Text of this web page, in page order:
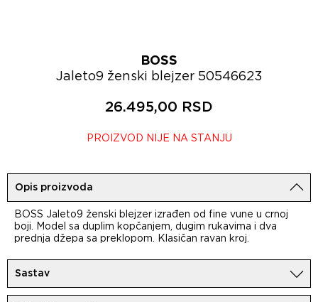
BOSS
Jaleto9 ženski blejzer 50546623
26.495,00 RSD
PROIZVOD NIJE NA STANJU
Opis proizvoda
BOSS Jaleto9 ženski blejzer izrađen od fine vune u crnoj
boji. Model sa duplim kopčanjem, dugim rukavima i dva
prednja džepa sa preklopom. Klasičan ravan kroj.
Sastav